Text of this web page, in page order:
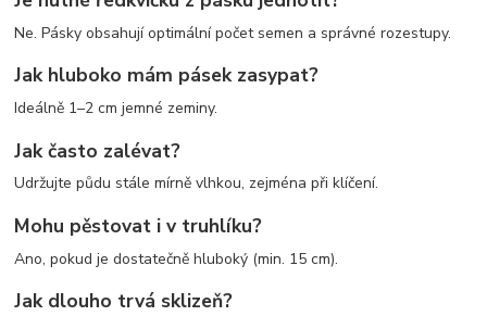
Ne. Pásky obsahují optimální počet semen a správné rozestupy.
Jak hluboko mám pásek zasypat?
Ideálně 1–2 cm jemné zeminy.
Jak často zalévat?
Udržujte půdu stále mírně vlhkou, zejména při klíčení.
Mohu pěstovat i v truhlíku?
Ano, pokud je dostatečně hluboký (min. 15 cm).
Jak dlouho trvá sklizeň?